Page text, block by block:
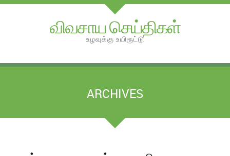
விவசாய செய்திகள்
உழவுக்கு உயிரூட்டு
ARCHIVES